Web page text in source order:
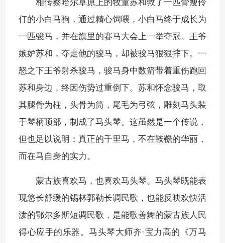
相传察哈尔草原上的牧童苏和救了一匹骨瘦伶
仃的小白马驹，通过精心饲喂，小白马终于成长为
一匹骏马，并在旗里的赛马大会上一举夺冠。王爷
嫉妒苏和，夺走他的骏马，却被骏马狠狠摔下。一
怒之下王爷射杀骏马，骏马身中数箭带着重伤跑回
苏和身边，终因伤势过重倒下。苏和怀念骏马，取
其腿骨为柱，头骨为筒，尾毛为弓弦，雕刻马头装
于琴柄顶部，制成了马头琴。这虽然是一个传说，
但也足以说明：真正的千里马，不在鞍韂的华丽，
而在马自身的实力。
蒙古族喜欢马，也喜欢马头琴。马头琴既能表
现悠长舒缓的锡林郭勒长调民歌，也能反映欢快活
泼的鄂尔多斯短调民歌，是能歌善舞的蒙古族人民
得心应手的乐器。马头琴大师齐·宝力高的《万马